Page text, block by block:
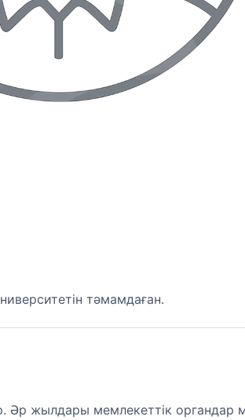
тәмамдаған.
Әр жылдары мемлекеттік органдар